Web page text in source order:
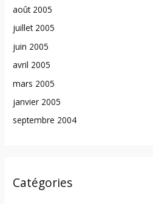
août 2005
juillet 2005
juin 2005
avril 2005
mars 2005
janvier 2005
septembre 2004
Catégories